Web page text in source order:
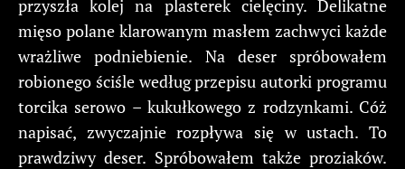
przyszła kolej na plasterek cielęciny. Delikatne
mięso polane klarowanym masłem zachwyci każde
wrażliwe podniebienie. Na deser spróbowałem
robionego ściśle według przepisu autorki programu
torcika serowo – kukułkowego z rodzynkami. Cóż
napisać, zwyczajnie rozpływa się w ustach. To
prawdziwy deser. Spróbowałem także proziaków.